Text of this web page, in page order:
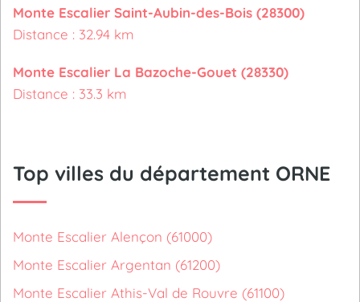
Monte Escalier Saint-Aubin-des-Bois (28300)
Distance : 32.94 km
Monte Escalier La Bazoche-Gouet (28330)
Distance : 33.3 km
Top villes du département ORNE
Monte Escalier Alençon (61000)
Monte Escalier Argentan (61200)
Monte Escalier Athis-Val de Rouvre (61100)